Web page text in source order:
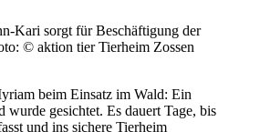
Kari sorgt für Beschäftigung der
© aktion tier Tierheim Zossen
beim Einsatz im Wald: Ein
wurde gesichtet. Es dauert Tage, bis
und ins sichere Tierheim